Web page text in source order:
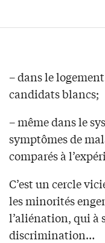
– dans le
candidats blancs;
– même dans le
symptômes de
comparés à
C’est un cercle
les minorités
l’aliénation, qui à
discrimination…